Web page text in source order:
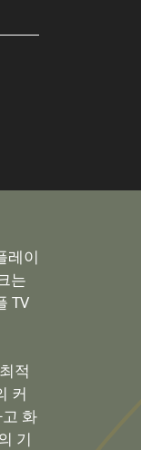
레이
는
TV
적
커
화
기